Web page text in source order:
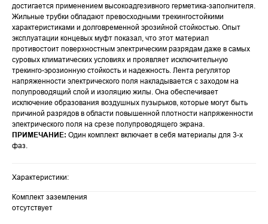
достигается применением высокоадгезивного герметика-заполнителя.
Жильные трубки обладают превосходными трекингостойкими
характеристиками и долговременной эрозийной стойкостью. Опыт
эксплуатации концевых муфт показал, что этот материал
противостоит поверхностным электрическим разрядам даже в самых
суровых климатических условиях и проявляет исключительную
трекинго-эрозионную стойкость и надежность. Лента регулятор
напряженности электрического поля накладывается с заходом на
полупроводящий слой и изоляцию жилы. Она обеспечивает
исключение образования воздушных пузырьков, которые могут быть
причиной разрядов в области повышенной плотности напряженности
электрического поля на срезе полупроводящего экрана.
ПРИМЕЧАНИЕ: Один комплект включает в себя материалы для 3-х
фаз.
Характеристики:
Комплект заземления
отсутствует